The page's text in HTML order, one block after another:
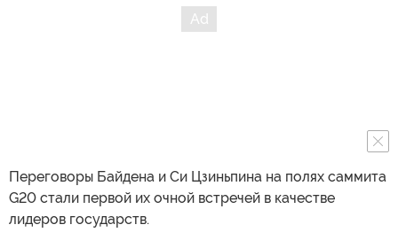
Переговоры Байдена и Си Цзиньпина на полях саммита
G20 стали первой их очной встречей в качестве
лидеров государств.